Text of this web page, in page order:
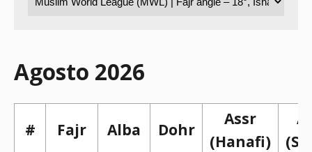
Agosto 2026
# Fajr Alba Dohr
Assr
(Hanafi)